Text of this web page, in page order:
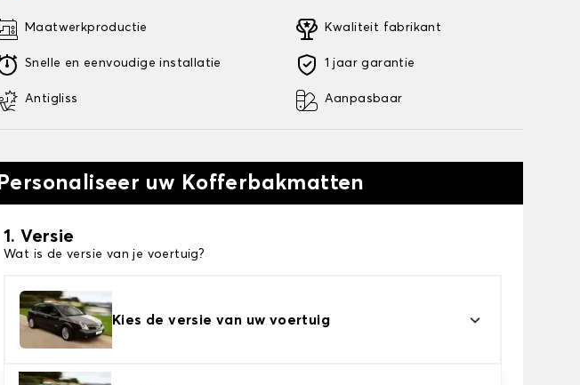
Maatwerkproductie
Snelle en eenvoudige installatie
Antigliss
Kwaliteit fabrikant
1 jaar garantie
Aanpasbaar
Personaliseer uw Kofferbakmatten
1. Versie
Wat is de versie van je voertuig?
Kies de versie van uw voertuig